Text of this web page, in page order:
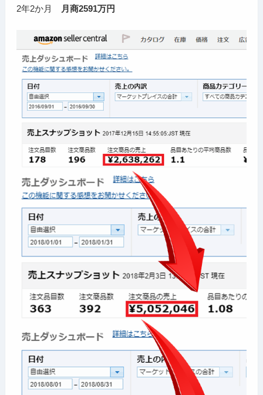
2年2か月
月商2591万円